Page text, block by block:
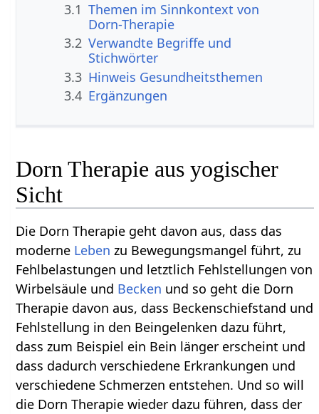
3.1 Themen im Sinnkontext von
Dorn-Therapie
3.2 Verwandte Begriffe und
Stichwörter
3.3 Hinweis Gesundheitsthemen
3.4 Ergänzungen
Dorn Therapie aus yogischer
Sicht
Die Dorn Therapie geht davon aus, dass das
moderne Leben zu Bewegungsmangel führt, zu
Fehlbelastungen und letztlich Fehlstellungen von
Wirbelsäule und Becken und so geht die Dorn
Therapie davon aus, dass Beckenschiefstand und
Fehlstellung in den Beingelenken dazu führt,
dass zum Beispiel ein Bein länger erscheint und
dass dadurch verschiedene Erkrankungen und
verschiedene Schmerzen entstehen. Und so will
die Dorn Therapie wieder dazu führen, dass der